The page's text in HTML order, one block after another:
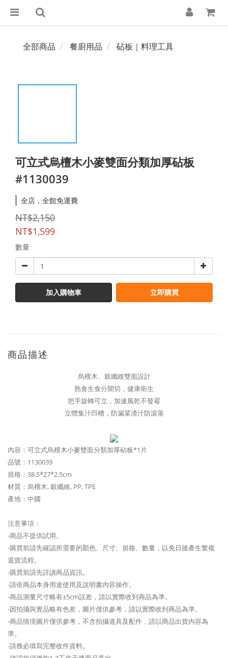
全部商品 餐廚用品 砧板｜料理工具
可立式烏檀木小麥雙面分類加厚砧板
#1130039
全店，全館免運費
NT$2,150
NT$1,599
數量
加入購物車 立即購買
商品描述
烏檀木、穀纖維雙面設計
熟食生食分開切，健康衛生
把手旋轉可立，加速風乾不發霉
立體集汁凹槽，防漏菜渣汁防滾落
內容：可立式烏檀木小麥雙面分類加厚砧板*1片
品號：1130039
規格：38.5*27*2.5cm
材質：烏檀木, 穀纖維, PP, TPE
產地：中國
注意事項：
-商品不提供試用。
-購買前請先確認所需要的顏色、尺寸、規格、數量，以免日後產生繁複
退貨流程。
-購買前請先詳讀商品資訊。
-請依商品本身用途使用及說明書內容操作。
-商品測量尺寸略有±5cm誤差，請以實際收到商品為準。
-因拍攝與實品略有色差，圖片僅供參考，請以實際收到商品為準。
-商品情境圖片僅供參考，不含拍攝道具及配件，請以商品出貨內容為
準。
-請務必填寫完整收件資料。